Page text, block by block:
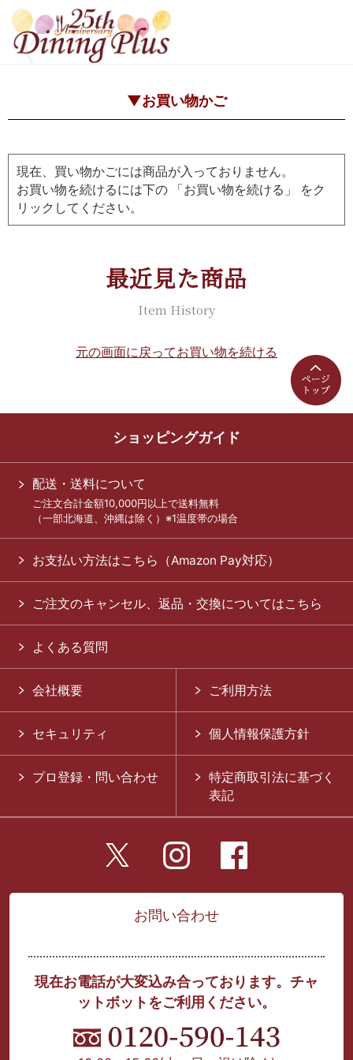
▼お買い物かご
現在、買い物かごには商品が入っておりません。
お買い物を続けるには下の 「お買い物を続ける」 をク
リックしてください。
最近見た商品
Item History
元の画面に戻ってお買い物を続ける
ショッピングガイド
配送・送料について
ご注文合計金額10,000円以上で送料無料
（一部北海道、沖縄は除く）※1温度帯の場合
お支払い方法はこちら（Amazon Pay対応）
ご注文のキャンセル、返品・交換についてはこちら
よくある質問
会社概要 ご利用方法
セキュリティ 個人情報保護方針
プロ登録・問い合わせ
特定商取引法に基づく
表記
お問い合わせ
現在お電話が大変込み合っております。チャ
ットボットをご利用ください。